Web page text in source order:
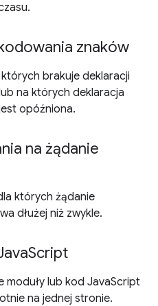
znaków
brakuje deklaracji
na których deklaracja
opóźniona.
na żądanie
których żądanie
dłużej niż zwykle.
moduły lub kod JavaScript
na jednej stronie.